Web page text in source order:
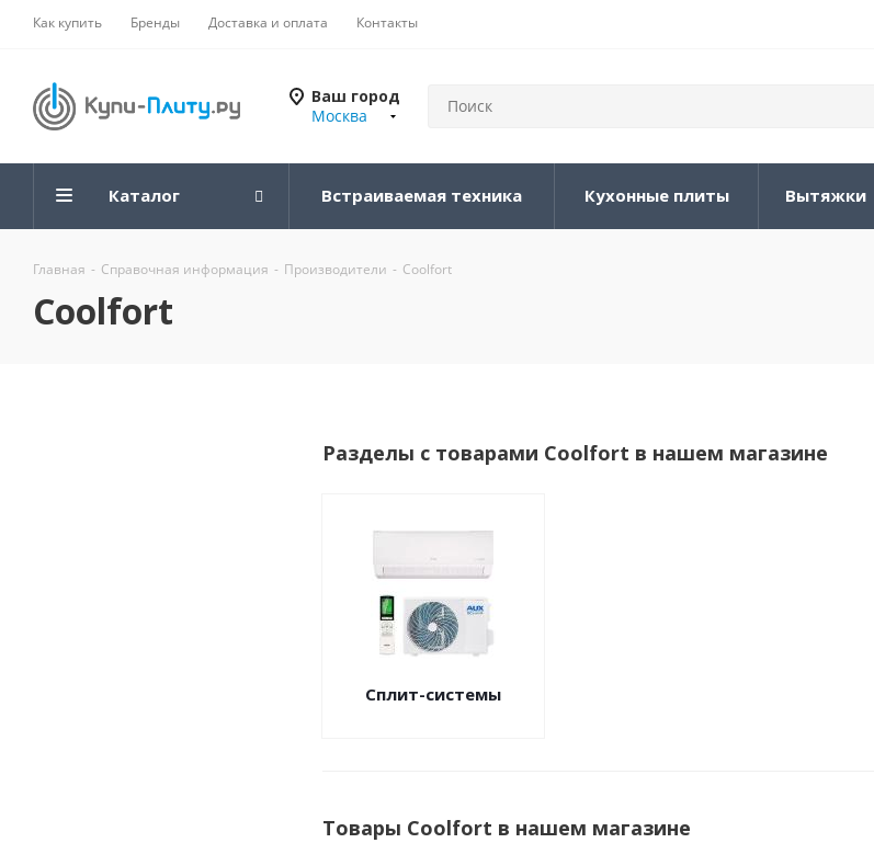
Как купить Бренды Доставка и оплата Контакты
Ваш город
Москва
Каталог Встраиваемая техника Кухонные плиты Вытяжки
Главная - Справочная информация - Производители - Coolfort
Coolfort
Разделы с товарами Coolfort в нашем магазине
Сплит-системы
Товары Coolfort в нашем магазине